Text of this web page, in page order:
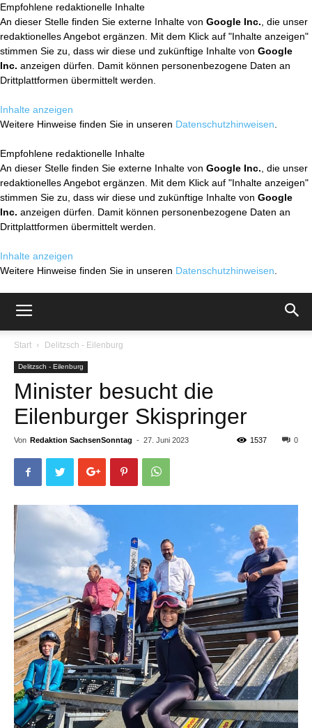
Empfohlene redaktionelle Inhalte
An dieser Stelle finden Sie externe Inhalte von Google Inc. , die unser
redaktionelles Angebot ergänzen. Mit dem Klick auf "Inhalte anzeigen"
stimmen Sie zu, dass wir diese und zukünftige Inhalte von Google
Inc. anzeigen dürfen. Damit können personenbezogene Daten an
Drittplattformen übermittelt werden.
Inhalte anzeigen
Weitere Hinweise finden Sie in unseren Datenschutzhinweisen
Empfohlene redaktionelle Inhalte
An dieser Stelle finden Sie externe Inhalte von Google Inc. , die unser
redaktionelles Angebot ergänzen. Mit dem Klick auf "Inhalte anzeigen"
stimmen Sie zu, dass wir diese und zukünftige Inhalte von Google
Inc. anzeigen dürfen. Damit können personenbezogene Daten an
Drittplattformen übermittelt werden.
Inhalte anzeigen
Weitere Hinweise finden Sie in unseren Datenschutzhinweisen
Start Delitzsch - Eilenburg
Delitzsch - Eilenburg
Minister besucht die
Eilenburger Skispringer
Von Redaktion SachsenSonntag - 27. Juni 2023 0
1537